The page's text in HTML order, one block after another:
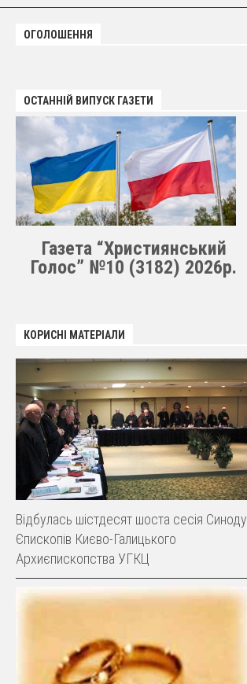
ОГОЛОШЕННЯ
ОСТАННІЙ ВИПУСК ГАЗЕТИ
Газета “Християнський
Голос” №10 (3182) 2026р.
КОРИСНІ МАТЕРІАЛИ
Відбулась шістдесят шоста сесія Синоду
Єпископів Києво-Галицького
Архиєпископства УГКЦ